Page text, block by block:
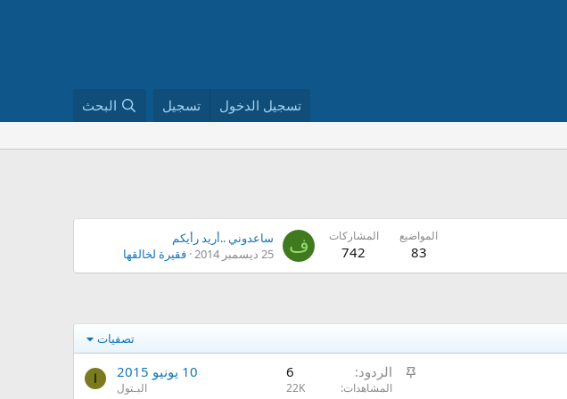
تسجيل الدخول تسجيل البحث
المواضيع
83
المشاركات
742 ف
ساعدوني ..أريد رأيكم
25 ديسمبر 2014
فقيرة لخالقها
تصفيات
م
الردود 6
المشاهدات 22K
10 يونيو 2015
البـتول
ا